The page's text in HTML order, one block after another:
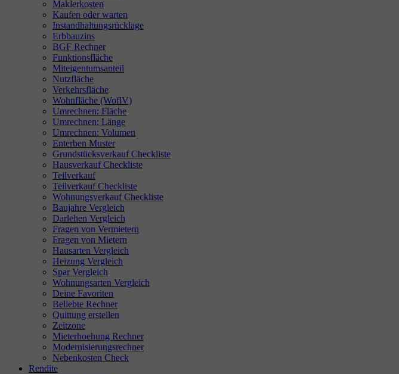
Maklerkosten
Kaufen oder warten
Instandhaltungsrücklage
Erbbauzins
BGF Rechner
Funktionsfläche
Miteigentumsanteil
Nutzfläche
Verkehrsfläche
Wohnfläche (WoflV)
Umrechnen: Fläche
Umrechnen: Länge
Umrechnen: Volumen
Enterben Muster
Grundstücksverkauf Checkliste
Hausverkauf Checkliste
Teilverkauf
Teilverkauf Checkliste
Wohnungsverkauf Checkliste
Baujahre Vergleich
Darlehen Vergleich
Fragen von Vermietern
Fragen von Mietern
Hausarten Vergleich
Heizung Vergleich
Spar Vergleich
Wohnungsarten Vergleich
Deine Favoriten
Beliebte Rechner
Quittung erstellen
Zeitzone
Mieterhoehung Rechner
Modernisierungsrechner
Nebenkosten Check
Rendite